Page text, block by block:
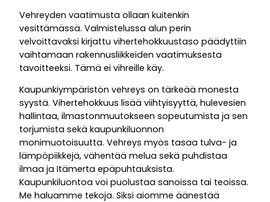
Vehreyden vaatimusta ollaan kuitenkin
vesittämässä. Valmistelussa alun perin
velvoittavaksi kirjattu vihertehokkuustaso päädyttiin
vaihtamaan rakennusliikkeiden vaatimuksesta
tavoitteeksi. Tämä ei vihreille käy.
Kaupunkiympäristön vehreys on tärkeää monesta
syystä. Vihertehokkuus lisää viihtyisyyttä, hulevesien
hallintaa, ilmastonmuutokseen sopeutumista ja sen
torjumista sekä kaupunkiluonnon
monimuotoisuutta. Vehreys myös tasaa tulva- ja
lämpöpiikkejä, vähentää melua sekä puhdistaa
ilmaa ja Itämerta epäpuhtauksista.
Kaupunkiluontoa voi puolustaa sanoissa tai teoissa.
Me haluamme tekoja. Siksi aiomme äänestää